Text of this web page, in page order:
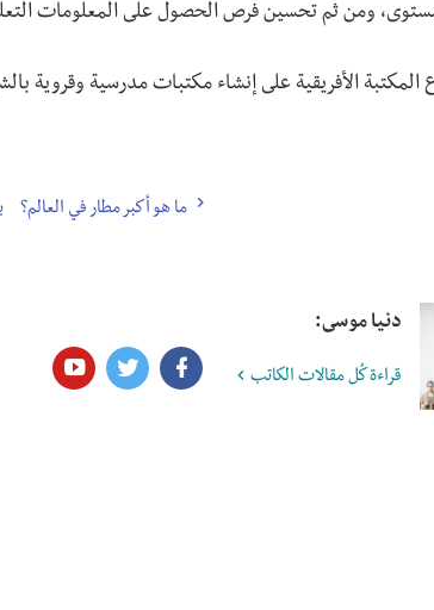
ومن ثم تحسين فرص الحصول على المعلومات
الأفريقية على إنشاء مكتبات مدرسية وقروية
ما هو أكبر مطار في العالم؟
دنيا موسى:
قراءة كُل مقالات الكاتب